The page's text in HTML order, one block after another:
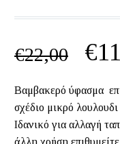
€22,00 €
Βαμβακερό ύφασμα
σχέδιο μικρό
Ιδανικό για αλλαγή